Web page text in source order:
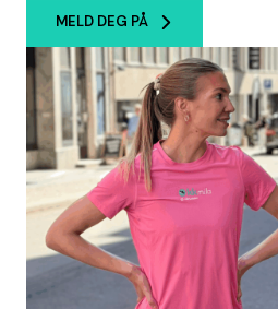
MELD DEG PÅ